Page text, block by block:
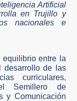
Artificial
en Trujillo y
nacionales e
equilibrio entre la
desarrollo de las
curriculares,
Semillero de
y Comunicación